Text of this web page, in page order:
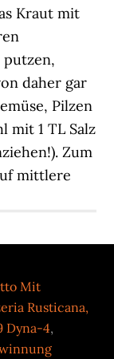
Kraut mit
putzen,
daher gar
Pilzen
mit 1 TL Salz
Zum
mittlere
Mit
Rusticana,
Dyna-4,